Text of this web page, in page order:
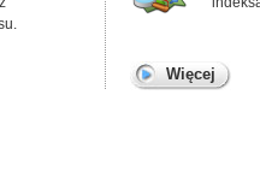
Więcej